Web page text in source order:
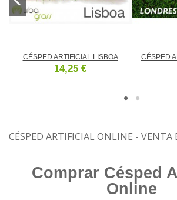
CÉSPED ARTIFICIAL LISBOA
14,25 €
CÉSPED
CÉSPED ARTIFICIAL ONLINE - VENTA
Comprar Césped
Online